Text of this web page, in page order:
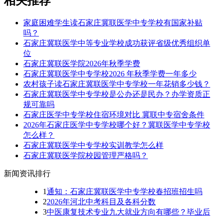
家庭困难学生读石家庄冀联医学中专学校有国家补贴
吗？
石家庄冀联医学中等专业学校成功获评省级优秀组织单
位
石家庄冀联医学院2026年秋季学费
石家庄冀联医学中专学校2026 年秋季学费一年多少
农村孩子读石家庄冀联医学中专学校一年花销多少钱？
石家庄冀联医学中专学校是公办还是民办？办学资质正
规可靠吗
石家庄医学中专学校住宿环境对比 冀联中专宿舍条件
2026年石家庄医学中专学校哪个好？冀联医学中专学校
怎么样？
石家庄冀联医学中专学校实训教学怎么样
石家庄冀联医学院校园管理严格吗？
新闻资讯排行
1通知：石家庄冀联医学中专学校春招班招生吗
22026年河北中考科目及各科分数
3中医康复技术专业九大就业方向有哪些？毕业后